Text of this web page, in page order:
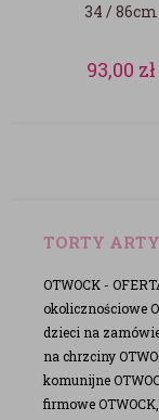
34 / 86cm
93,00 zł
TORTY
OTWOCK -
okolicznościowe
dzieci na
na chrzciny
komunijne
firmowe